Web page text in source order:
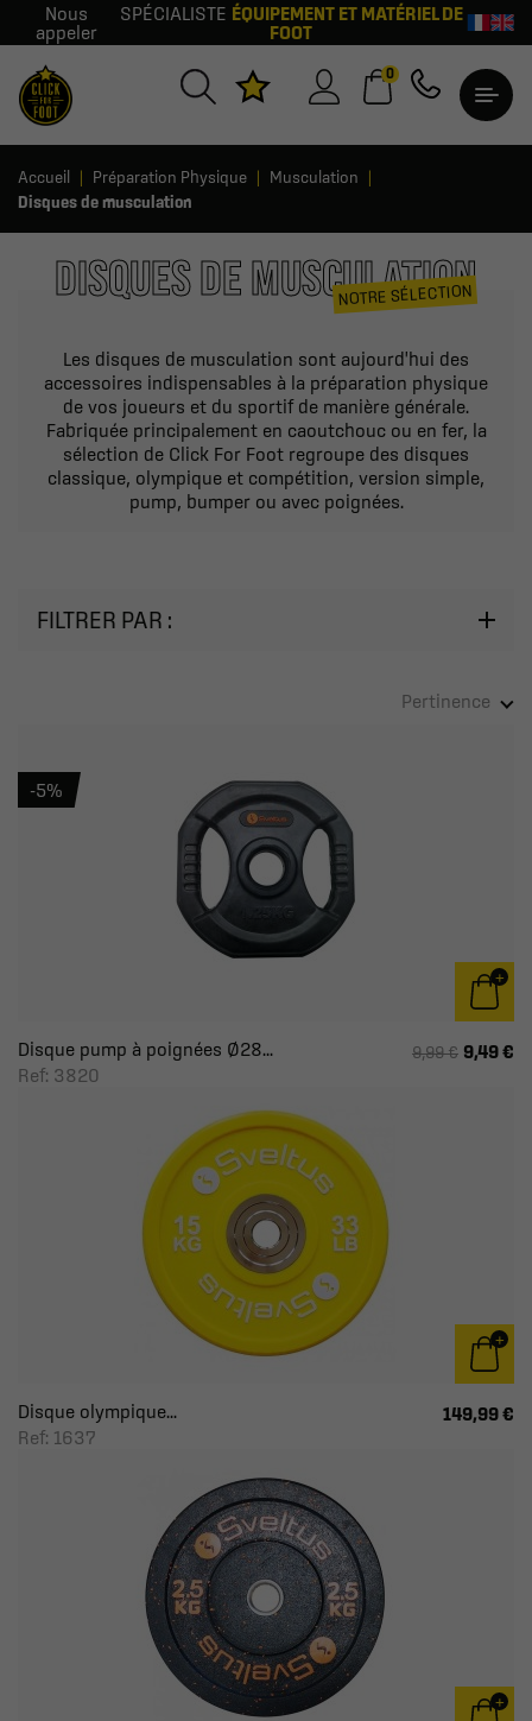
Nous
appeler
SPÉCIALISTE ÉQUIPEMENT ET MATÉRIEL DE
FOOT
0
Accueil Préparation Physique
Musculation
Disques de musculation
DISQUES DE MUSCULATION
NOTRE SÉLECTION
Les disques de musculation sont aujourd'hui des
accessoires indispensables à la préparation physique
de vos joueurs et du sportif de manière générale.
Fabriquée principalement en caoutchouc ou en fer, la
sélection de Click For Foot regroupe des disques
classique, olympique et compétition, version simple,
pump, bumper ou avec poignées.
FILTRER PAR :
Pertinence
Disque pump à poignées Ø28...
Ref: 3820
9,99 € 9,49 €
-5%
Disque olympique...
Ref: 1637
149,99 €